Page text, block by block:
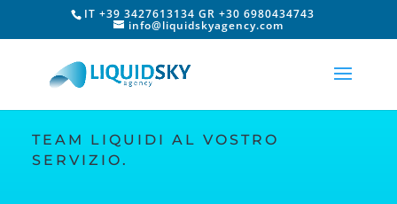
IT +39 3427613134 GR +30 6980434743
info@liquidskyagency.com
TEAM LIQUIDI AL VOSTRO
SERVIZIO.